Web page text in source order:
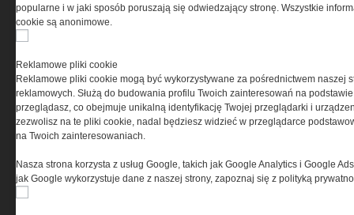
popularne i w jaki sposób poruszają się odwiedzający stronę. Wszystkie
cookie są anonimowe.
Reklamowe pliki cookie
Reklamowe pliki cookie mogą być wykorzystywane za pośrednictwem naszej
reklamowych. Służą do budowania profilu Twoich zainteresowań na
przeglądasz, co obejmuje unikalną identyfikację Twojej przeglądarki i
zezwolisz na te pliki cookie, nadal będziesz widzieć w przeglądarce
na Twoich zainteresowaniach.
Nasza strona korzysta z usług Google, takich jak Google Analytics i Google
jak Google wykorzystuje dane z naszej strony, zapoznaj się z polityką